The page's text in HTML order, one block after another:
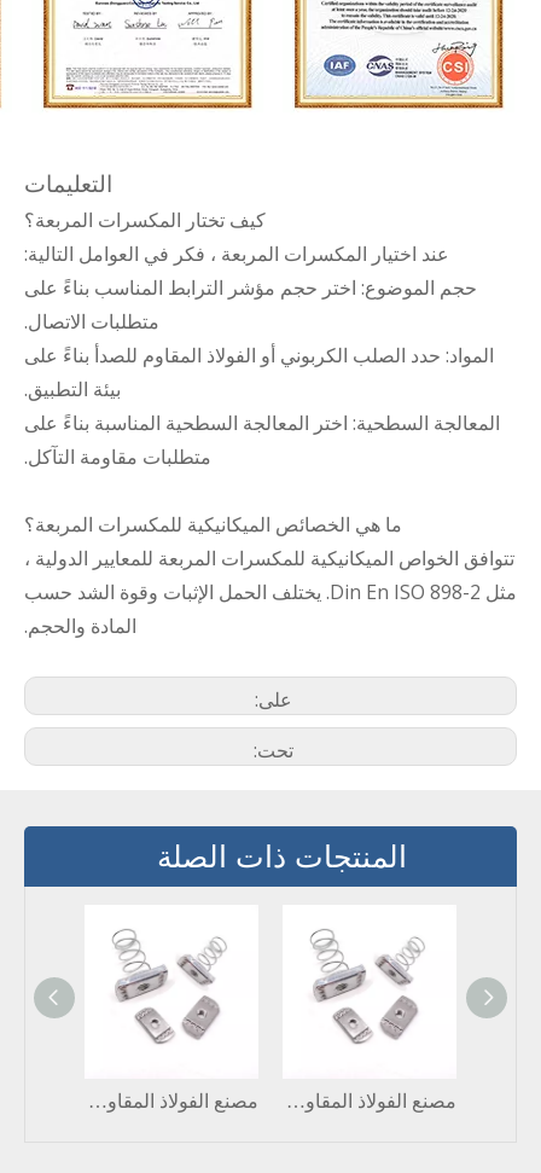
التعليمات
كيف تختار المكسرات المربعة؟
عند اختيار المكسرات المربعة ، فكر في العوامل التالية:
حجم الموضوع: اختر حجم مؤشر الترابط المناسب بناءً على
متطلبات الاتصال.
المواد: حدد الصلب الكربوني أو الفولاذ المقاوم للصدأ بناءً على
بيئة التطبيق.
المعالجة السطحية: اختر المعالجة السطحية المناسبة بناءً على
متطلبات مقاومة التآكل.
ما هي الخصائص الميكانيكية للمكسرات المربعة؟
تتوافق الخواص الميكانيكية للمكسرات المربعة للمعايير الدولية ،
مثل Din En ISO 898-2. يختلف الحمل الإثبات وقوة الشد حسب
المادة والحجم.
على:
تحت:
المنتجات ذات الصلة
مصنع الفولاذ المقاوم للصدأ الملحقات الشمسية حامل البلاستيك قناة تبختر الجوز الربيع مصنع الفولاذ المقاوم للصدأ الملحقات الشمسية حامل البلاستيك قناة تبختر الجوز الربيع